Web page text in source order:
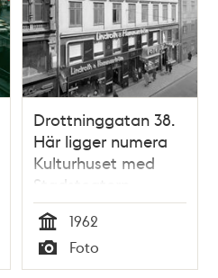
Drottninggatan 38.
Här ligger numera
Kulturhuset med
Stadsteatern
Tid
1962
Typ
Foto